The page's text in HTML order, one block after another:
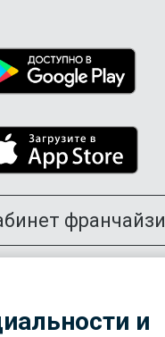
франчайзи
и